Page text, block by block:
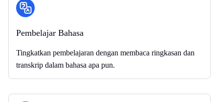
Pembelajar Bahasa
Tingkatkan pembelajaran dengan membaca ringkasan dan
transkrip dalam bahasa apa pun.